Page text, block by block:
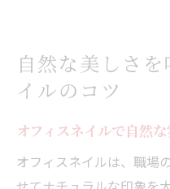
自然な美しさ
イルのコツ
オフィスネイルで自然
オフィスネイルは、職場